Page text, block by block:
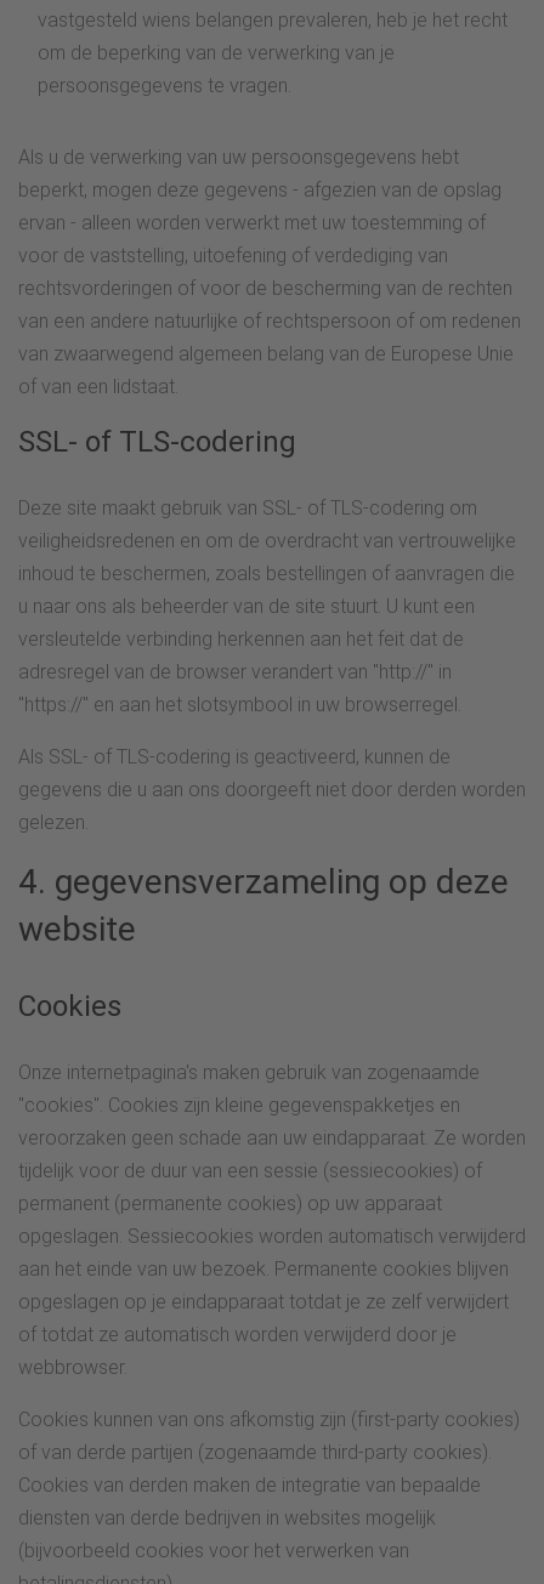
vastgesteld wiens belangen prevaleren, heb je het recht
om de beperking van de verwerking van je
persoonsgegevens te vragen.
Als u de verwerking van uw persoonsgegevens hebt
beperkt, mogen deze gegevens - afgezien van de opslag
ervan - alleen worden verwerkt met uw toestemming of
voor de vaststelling, uitoefening of verdediging van
rechtsvorderingen of voor de bescherming van de rechten
van een andere natuurlijke of rechtspersoon of om redenen
van zwaarwegend algemeen belang van de Europese Unie
of van een lidstaat.
SSL- of TLS-codering
Deze site maakt gebruik van SSL- of TLS-codering om
veiligheidsredenen en om de overdracht van vertrouwelijke
inhoud te beschermen, zoals bestellingen of aanvragen die
u naar ons als beheerder van de site stuurt. U kunt een
versleutelde verbinding herkennen aan het feit dat de
adresregel van de browser verandert van "http://" in
"https://" en aan het slotsymbool in uw browserregel.
Als SSL- of TLS-codering is geactiveerd, kunnen de
gegevens die u aan ons doorgeeft niet door derden worden
gelezen.
4. gegevensverzameling op deze
website
Cookies
Onze internetpagina's maken gebruik van zogenaamde
"cookies". Cookies zijn kleine gegevenspakketjes en
veroorzaken geen schade aan uw eindapparaat. Ze worden
tijdelijk voor de duur van een sessie (sessiecookies) of
permanent (permanente cookies) op uw apparaat
opgeslagen. Sessiecookies worden automatisch verwijderd
aan het einde van uw bezoek. Permanente cookies blijven
opgeslagen op je eindapparaat totdat je ze zelf verwijdert
of totdat ze automatisch worden verwijderd door je
webbrowser.
Cookies kunnen van ons afkomstig zijn (first-party cookies)
of van derde partijen (zogenaamde third-party cookies).
Cookies van derden maken de integratie van bepaalde
diensten van derde bedrijven in websites mogelijk
(bijvoorbeeld cookies voor het verwerken van